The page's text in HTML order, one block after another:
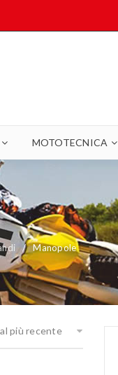
MOTOTECNICA
/ Manopole
più recente